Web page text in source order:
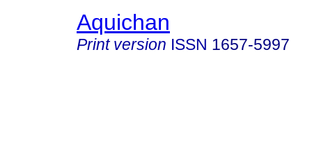
Aquichan
Print version ISSN 1657-5997